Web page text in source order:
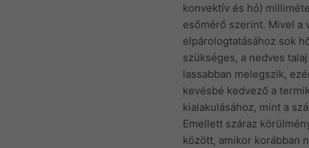
konvektív és hó)
esőmérő szerint. Mivel a
elpárologtatásához sok
szükséges, a nedves talaj
lassabban melegszik,
kevésbé kedvező a
kialakulásához, mint a
Emellett száraz
között, amikor korábban